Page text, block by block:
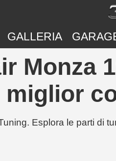
GALLERIA
Monza
Esplora le parti di